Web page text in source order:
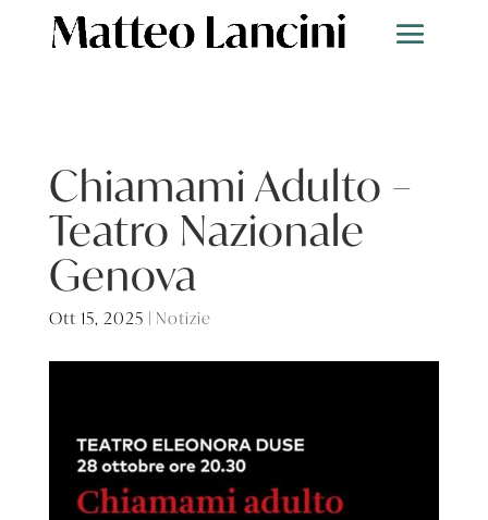
Chiamami Adulto –
Teatro Nazionale
Genova
Ott 15, 2025 | Notizie